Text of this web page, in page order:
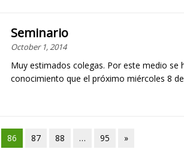
Seminario
October 1, 2014
Muy estimados colegas. Por este medio se
conocimiento que el próximo miércoles 8 de
86 87 88 … 95 »